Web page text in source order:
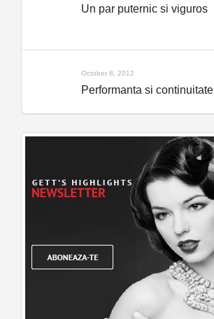
Un par puternic si viguros
October 8, 2012
Performanta si continuitate